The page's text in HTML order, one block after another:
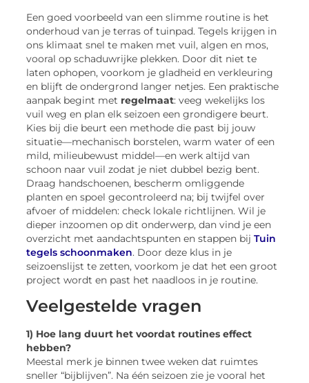
Een goed voorbeeld van een slimme routine is het
onderhoud van je terras of tuinpad. Tegels krijgen in
ons klimaat snel te maken met vuil, algen en mos,
vooral op schaduwrijke plekken. Door dit niet te
laten ophopen, voorkom je gladheid en verkleuring
en blijft de ondergrond langer netjes. Een praktische
aanpak begint met regelmaat: veeg wekelijks los
vuil weg en plan elk seizoen een grondigere beurt.
Kies bij die beurt een methode die past bij jouw
situatie—mechanisch borstelen, warm water of een
mild, milieubewust middel—en werk altijd van
schoon naar vuil zodat je niet dubbel bezig bent.
Draag handschoenen, bescherm omliggende
planten en spoel gecontroleerd na; bij twijfel over
afvoer of middelen: check lokale richtlijnen. Wil je
dieper inzoomen op dit onderwerp, dan vind je een
overzicht met aandachtspunten en stappen bijTuin
tegels schoonmaken. Door deze klus in je
seizoenslijst te zetten, voorkom je dat het een groot
project wordt en past het naadloos in je routine.
Veelgestelde vragen
1) Hoe lang duurt het voordat routines effect
hebben?
Meestal merk je binnen twee weken dat ruimtes
sneller “bijblijven”. Na één seizoen zie je vooral het